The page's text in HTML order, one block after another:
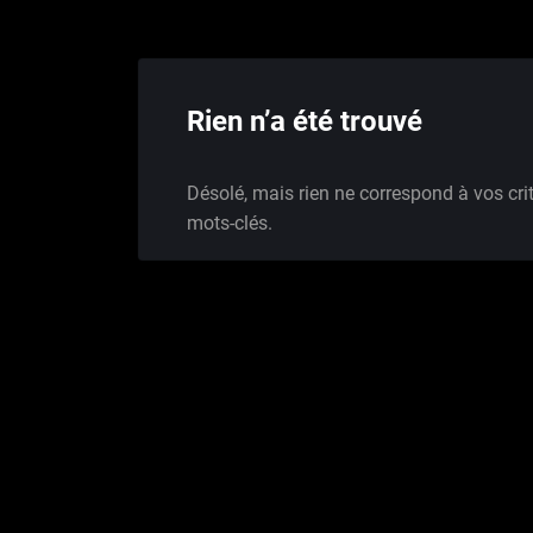
Rien n’a été trouvé
Désolé, mais rien ne correspond à vos
mots-clés.